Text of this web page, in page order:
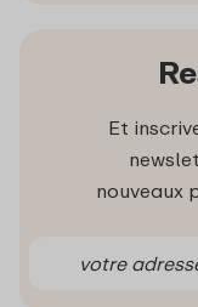
Et
nouveaux